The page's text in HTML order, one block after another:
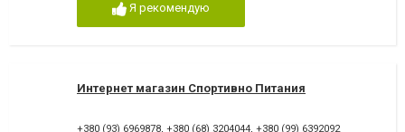
Я рекомендую
Интернет магазин Спортивно Питания
+380 (93) 6969878, +380 (68) 3204044, +380 (99) 6392092